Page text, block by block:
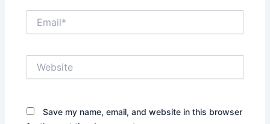
Save my name, email, and website in this browser